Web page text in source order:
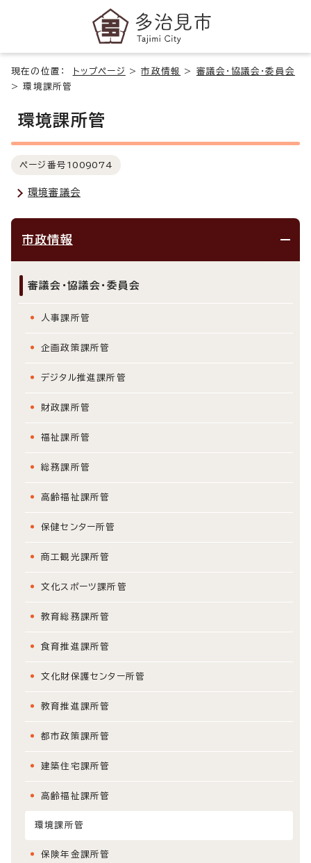
現在の位置： トップページ >市政情報 > 審議会・協議会・委員会
>環境課所管
環境課所管
ページ番号 1009074
環境審議会
市政情報
審議会・協議会・委員会
人事課所管
企画政策課所管
デジタル推進課所管
財政課所管
福祉課所管
総務課所管
高齢福祉課所管
保健センター所管
商工観光課所管
文化スポーツ課所管
教育総務課所管
食育推進課所管
文化財保護センター所管
教育推進課所管
都市政策課所管
建築住宅課所管
高齢福祉課所管
環境課所管
保険年金課所管